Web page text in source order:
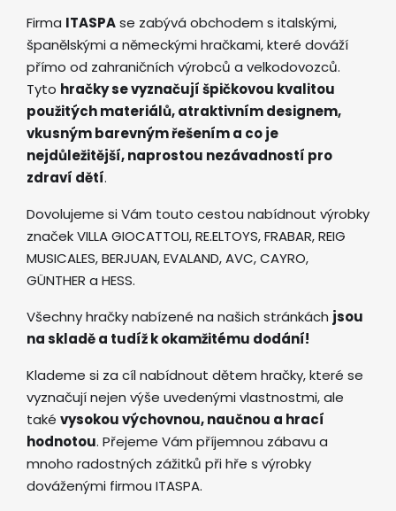
Firma ITASPAse zabývá obchodem s italskými,
španělskými a německými hračkami, které dováží
přímo od zahraničních výrobců a velkodovozců.
Tyto hračky se vyznačují špičkovou kvalitou
použitých materiálů, atraktivním designem,
vkusným barevným řešením a co je
nejdůležitější, naprostou nezávadností pro
zdraví dětí.
Dovolujeme si Vám touto cestou nabídnout výrobky
značek VILLA GIOCATTOLI, RE.ELTOYS, FRABAR, REIG
MUSICALES, BERJUAN, EVALAND, AVC, CAYRO,
GÜNTHER a HESS.
Všechny hračky nabízené na našich stránkách jsou
na skladě a tudíž k okamžitému dodání!
Klademe si za cíl nabídnout dětem hračky, které se
vyznačují nejen výše uvedenými vlastnostmi, ale
také vysokou výchovnou, naučnou a hrací
hodnotou. Přejeme Vám příjemnou zábavu a
mnoho radostných zážitků při hře s výrobky
dováženými firmou ITASPA.